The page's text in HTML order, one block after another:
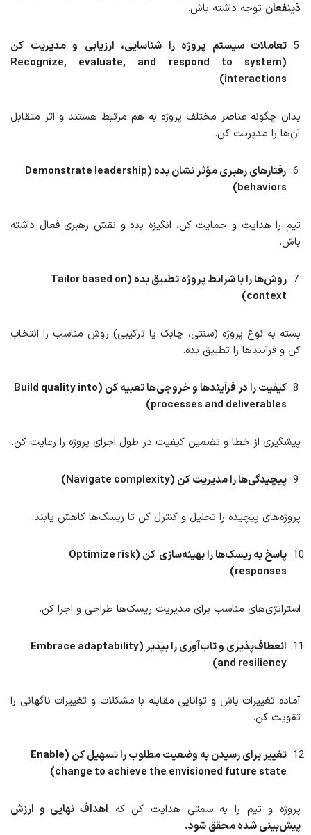
ذینفعان توجه داشته باش.
تعاملات سیستم پروژه را شناسایی، ارزیابی و مدیریت کن
(Recognize, evaluate, and respond to system
interactions)
بدان چگونه عناصر مختلف پروژه به هم مرتبط هستند و اثر متقابل
آن‌ها را مدیریت کن.
رفتارهای رهبری مؤثر نشان بده (Demonstrate leadership
behaviors)
تیم را هدایت و حمایت کن، انگیزه بده و نقش رهبری فعال داشته
باش.
روش‌ها را با شرایط پروژهتطبیق
بده (Tailor based on
context)
بسته به نوع پروژه (سنتی، چابک یا ترکیبی) روش مناسب را انتخاب
کن و فرآیندها را تطبیق بده.
کیفیت را در فرآیندها و خروجی‌هاتعبیه
کن (Build quality into
processes and deliverables)
پیشگیری از خطا و تضمین کیفیت در طول اجرای پروژه را رعایت کن.
پیچیدگی‌ها رامدیریتکن (Navigate complexity)
پروژه‌های پیچیده را تحلیل و کنترل کن تا ریسک‌ها کاهش یابند.
پاسخ‌ به ریسک‌ها رابهینه‌سازی
کن (Optimize risk
responses)
استراتژی‌های مناسب برای مدیریت ریسک‌ها طراحی و اجرا کن.
انعطاف‌پذیری و تاب‌آوری را بپذیر (Embrace adaptability
and resiliency)
آماده تغییرات باش و توانایی مقابله با مشکلات و تغییرات ناگهانی را
تقویت کن.
تغییر برای رسیدن به وضعیت مطلوب راتسهیل
کن (Enable
change to achieve the envisioned future state)
پروژه و تیم را به سمتی هدایت کن که اهداف نهایی و ارزش
پیش‌بینی شده محقق شود.